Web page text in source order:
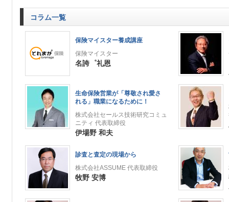
コラム一覧
保険マイスター養成講座
保険マイスター
名誇゜礼恩
生命保険営業が「尊敬され愛さ
れる」職業になるために！
株式会社セールス技術研究コミュ
ニティ 代表取締役
伊場野 和夫
診査と査定の現場から
株式会社ASSUME 代表取締役
牧野 安博